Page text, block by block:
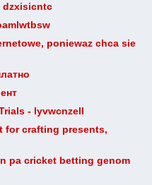
dzxisicntc
poniewaz chca sie
- lyvwcnzell
for crafting presents,
pa cricket betting genom